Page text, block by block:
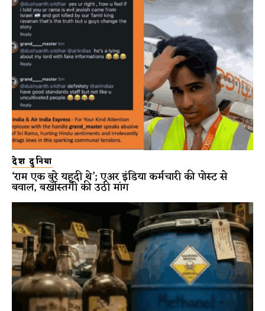
देश दुनिया
‘राम एक बुरे यहूदी थे’; एअर इंडिया कर्मचारी की पोस्ट से
बवाल, बर्खास्तगी की उठी मांग